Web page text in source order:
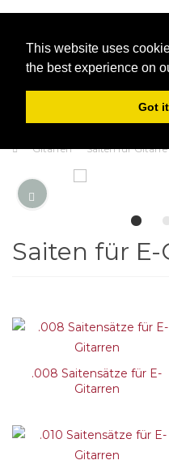
This website uses
the best experience on
Got
Gitarren Saiten für Gitarre
Saiten für
.008 Saitensätze für E-
Gitarren